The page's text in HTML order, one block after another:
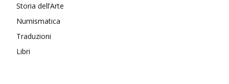
Storia dell’Arte
Numismatica
Traduzioni
Libri